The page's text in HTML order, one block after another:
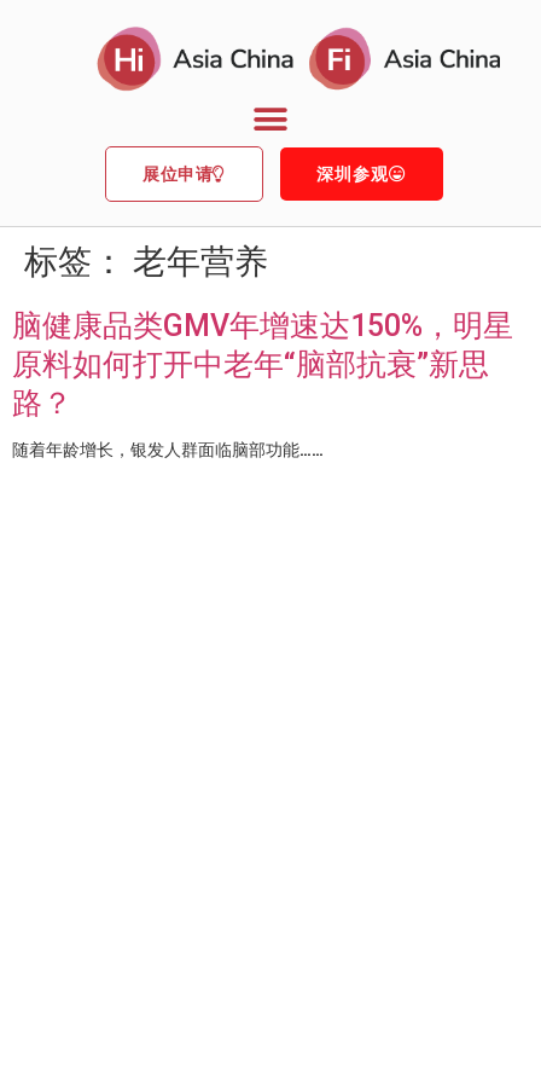
展位申请 深圳参观
标签： 老年营养
脑健康品类GMV年增速达150%，明星
原料如何打开中老年“脑部抗衰”新思
路？
随着年龄增长，银发人群面临脑部功能……